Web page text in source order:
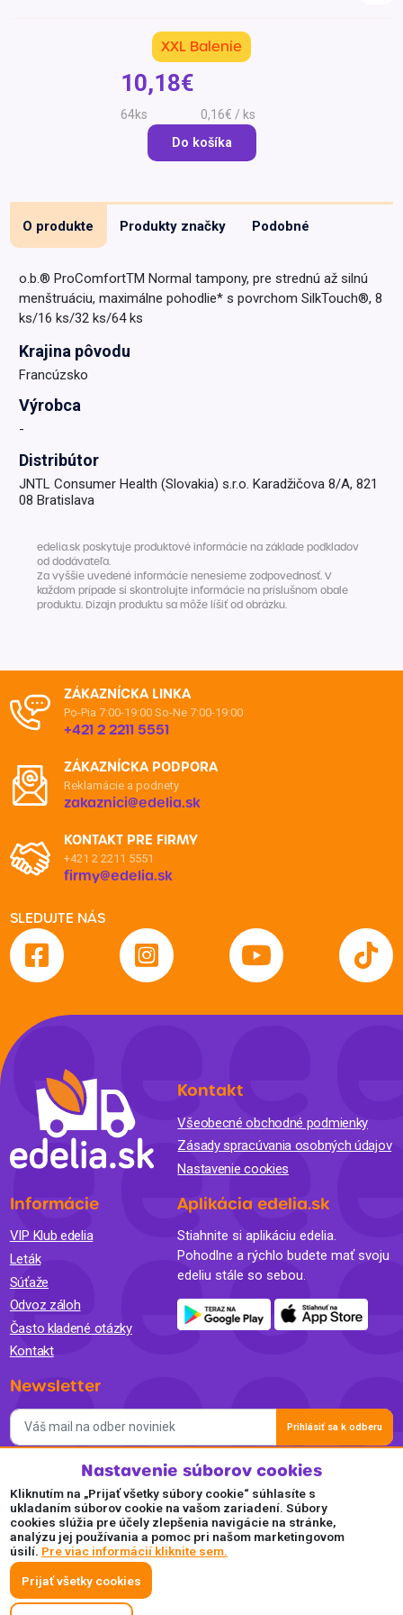
Recepty
Drogéria a kozmetika
Domácnosť a kancelária
XXL Balenie
10,18€
64ks 0,16€ / ks
Do košíka
O produkte Produkty značky Podobné
o.b.® ProComfortTM Normal tampony, pre strednú až silnú
menštruáciu, maximálne pohodlie* s povrchom SilkTouch®, 8
ks/16 ks/32 ks/64 ks
Krajina pôvodu
Francúzsko
Výrobca
-
Distribútor
JNTL Consumer Health (Slovakia) s.r.o. Karadžičova 8/A, 821
08 Bratislava
edelia.sk poskytuje produktové informácie na základe podkladov
od dodávateľa.
Za vyššie uvedené informácie nenesieme zodpovednosť. V
každom prípade si skontrolujte informácie na príslušnom obale
produktu. Dizajn produktu sa môže líšiť od obrázku.
ZÁKAZNÍCKA LINKA
Po-Pia 7:00-19:00 So-Ne 7:00-19:00
+421 2 2211 5551
ZÁKAZNÍCKA PODPORA
Reklamácie a podnety
zakaznici@edelia.sk
KONTAKT PRE FIRMY
+421 2 2211 5551
firmy@edelia.sk
SLEDUJTE NÁS
Kontakt
Všeobecné obchodné podmienky
Zásady spracúvania osobných údajov
Nastavenie cookies
Informácie
VIP Klub edelia
Leták
Súťaže
Odvoz záloh
Často kladené otázky
Kontakt
Aplikácia edelia.sk
Stiahnite si aplikáciu edelia.
Pohodlne a rýchlo budete mať svoju
edeliu stále so sebou.
Newsletter
Prihlásiť sa k odberu
Súhlasím so spracovaním osobných údajov a so zasielaním
newslettra na marketingové účely a oboznámil som sa so
Zásadami ochrany osobných údajov.
Akceptujeme
Plaťte pohodlne a bezpečne online.
Nastavenie súborov cookies
Kliknutím na „Prijať všetky súbory cookie“ súhlasíte s
ukladaním súborov cookie na vašom zariadení. Súbory
cookies slúžia pre účely zlepšenia navigácie na stránke,
analýzu jej používania a pomoc pri našom marketingovom
úsilí. Pre viac informácií kliknite sem.
Prijať všetky cookies